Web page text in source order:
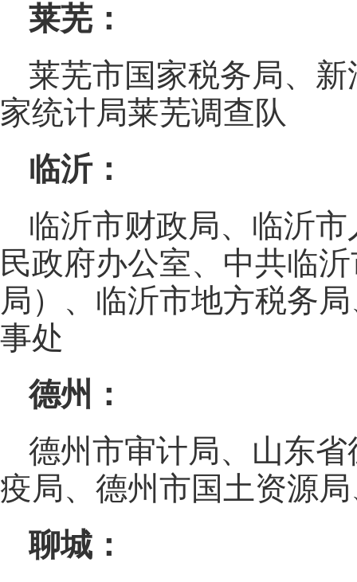
莱芜：
莱芜市国家税务局、
家统计局莱芜调查队
临沂：
临沂市财政局、临沂
民政府办公室、中共临
局）、临沂市地方税务
事处
德州：
德州市审计局、山东
疫局、德州市国土资源
聊城：